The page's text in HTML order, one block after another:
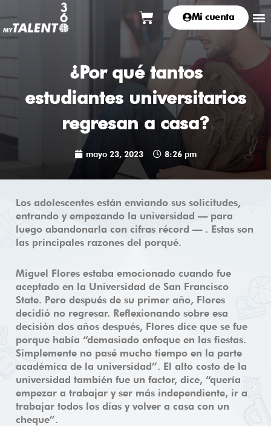
al
contenido
CarritoMi cuenta
¿Por qué tantos
estudiantes universitarios
regresan a casa?
mayo 23, 2023 8:26 pm
Los adolescentes están enviando sus solicitudes,
entrando y empezando la universidad — para
luego abandonarla con cifras récord — . Estas son
las principales razones del porqué.
Miguel Flores estaba emocionado cuando fue
aceptado en la Universidad de San Francisco
State. Pero después de su primer año, Flores
decidió no regresar. Reflexionando sobre esa
decisión dos años después, Flores dice que se fue
porque había “demasiado enfoque en las fiestas.
Simplemente no pasé mucho tiempo en la parte
académica de la universidad”. El alto costo de la
universidad también fue un factor, dice, “quería
empezar a trabajar y ser más independiente, ir a
trabajar todos los días y volver a casa con un
cheque”.